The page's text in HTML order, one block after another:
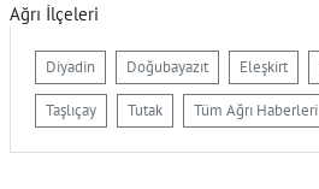
Ağrı İlçeleri
Diyadin Doğubayazıt Eleşkirt
Taşlıçay Tutak Tüm Ağrı Haberleri